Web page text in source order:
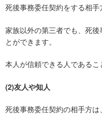
死後事務委任契約をする相手
家族以外の第三者でも、死
とができます。
本人が信頼できる人であるこ
(2)友人や知人
死後事務委任契約の相手方